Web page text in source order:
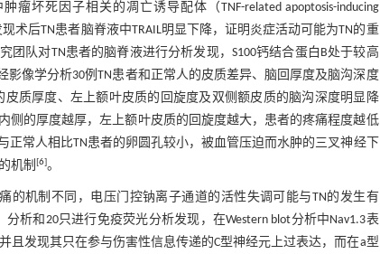
坏死因子相关的凋亡诱导配体（TNF-related apoptosis-inducing
术后TN患者脑脊液中TRAIL明显下降，证明炎症活动可能为TN的重
队对TN患者的脑脊液进行分析发现，S100钙结合蛋白B处于较高
影像学分析30例TN患者和正常人的皮质差异、脑回厚度及脑沟深度
质厚度、左上额叶皮质的回旋度及双侧额皮质的脑沟深度明显降
的厚度越厚，左上额叶皮质的回旋度越大，患者的疼痛程度越低
常人相比TN患者的卵圆孔较小，被血管压迫而水肿的三叉神经下
机制 [6]。
机制不同，电压门控钠离子通道的活性失调可能与TN的发生有
析和20只进行免疫荧光分析发现，在Western blot分析中Nav1.3表
且发现其只在参与伤害性信息传递的C型神经元上过表达，而在a型